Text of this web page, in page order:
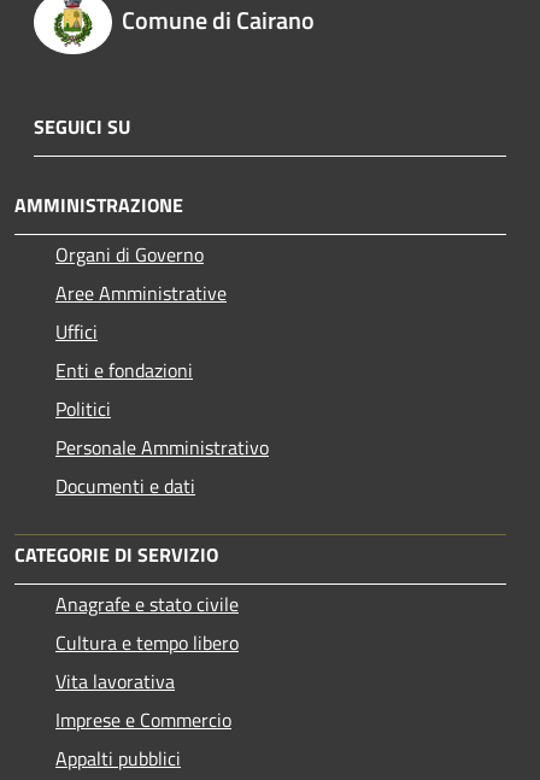
Comune di Cairano
SEGUICI SU
AMMINISTRAZIONE
Organi di Governo
Aree Amministrative
Uffici
Enti e fondazioni
Politici
Personale Amministrativo
Documenti e dati
CATEGORIE DI SERVIZIO
Anagrafe e stato civile
Cultura e tempo libero
Vita lavorativa
Imprese e Commercio
Appalti pubblici